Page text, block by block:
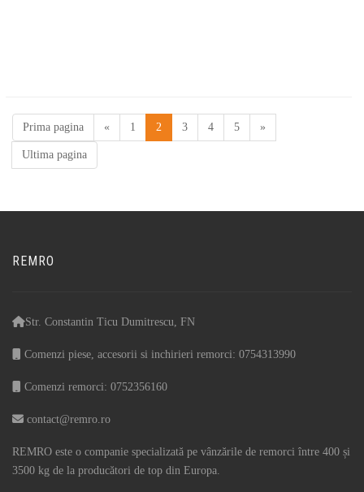
Prima pagina « 1 2 (current)
3 4 5 »
Ultima pagina
REMRO
Str. Constantin Ticu Dumitrescu, FN
Comenzi piese, accesorii si inchirieri remorci: 0754313990
Comenzi remorci: 0752356160
contact@remro.ro
REMRO este o companie specializată pe vânzările de remorci între 400 și
3500 kg de la producători de top din Europa.